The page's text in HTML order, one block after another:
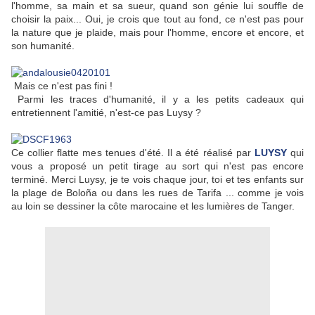
l'homme, sa main et sa sueur, quand son génie lui souffle de
choisir la paix... Oui, je crois que tout au fond, ce n'est pas pour
la nature que je plaide, mais pour l'homme, encore et encore, et
son humanité.
Mais ce n'est pas fini !
Parmi les traces d'humanité, il y a les petits cadeaux qui
entretiennent l'amitié, n'est-ce pas Luysy ?
Ce collier flatte mes tenues d'été. Il a été réalisé par LUYSYqui
vous a proposé un petit tirage au sort qui n'est pas encore
terminé. Merci Luysy, je te vois chaque jour, toi et tes enfants sur
la plage de Boloña ou dans les rues de Tarifa ... comme je vois
au loin se dessiner la côte marocaine et les lumières de Tanger.